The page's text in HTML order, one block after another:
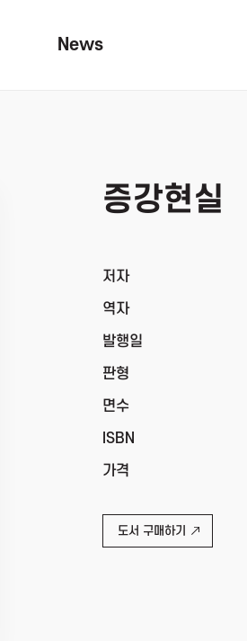
News
증강현실
저자
역자
발행일
판형
면수
ISBN
가격
도서 구매하기